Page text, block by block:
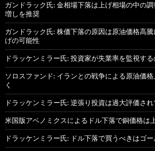
ガンドラック氏: 金相場下落は上げ相場の中の
増しを推奨
ガンドラック氏: 株価下落の原因は原油価格高
げの可能性
ドラッケンミラー氏: 投資家が失業率を監視す
ソロスファンド: イランとの戦争による原油価
く
ドラッケンミラー氏: 逆張り投資は過大評価さ
米国版アベノミクスによるドル下落で銅価格は
ドラッケンミラー氏: ドル下落で買うべきはゴ